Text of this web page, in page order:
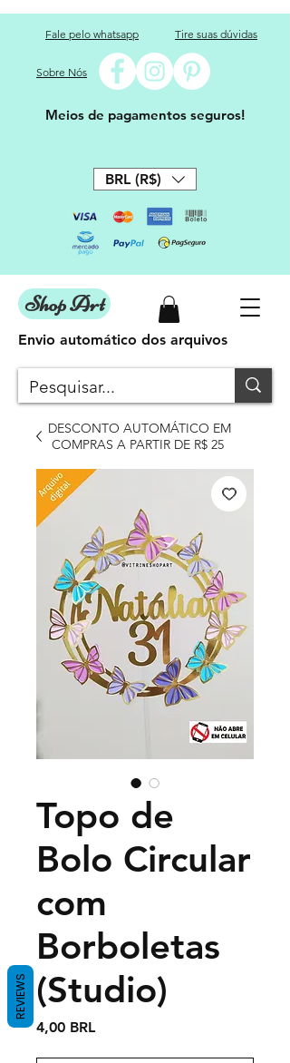
Fale pelo whatsapp Tire suas dúvidas
Sobre Nós
Meios de pagamentos seguros!
BRL (R$)
Shop Art
DESCONTO AUTOMÁTICO EM
COMPRAS A PARTIR DE R$ 25
Envio automático dos arquivos
Topo de
Bolo Circular
com
Borboletas
(Studio)
4,00 BRLCijena
REVIEWS